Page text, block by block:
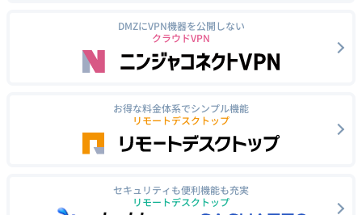
DMZにVPN機器を公開しない
クラウドVPN
お得な料金体系でシンプル機能
リモートデスクトップ
セキュリティも便利機能も充実
リモートデスクトップ